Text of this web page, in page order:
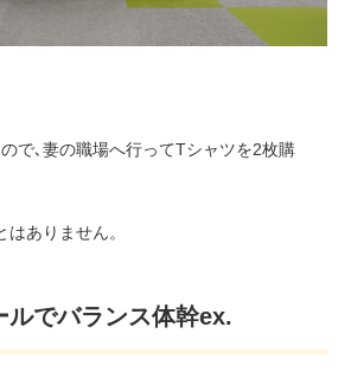
で､妻の職場へ行ってTシャツを2枚購
ありません。
ルでバランス体幹ex.